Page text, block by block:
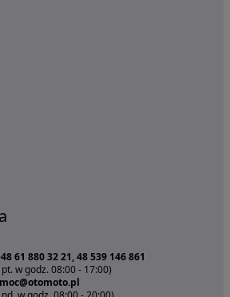
61 880 32 21, 48 539 146 861
w godz. 08:00 - 17:00)